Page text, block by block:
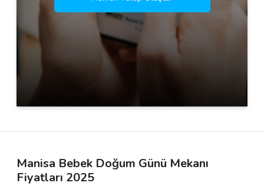
Manisa Bebek Doğum Günü Mekanı
Fiyatları 2025